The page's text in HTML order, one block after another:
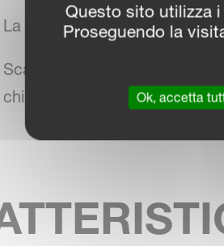
La larghezza di lavoro è
Scatola di trasmissione
chiusa
Questo sito utilizza
Proseguendo la
Ok, accetta